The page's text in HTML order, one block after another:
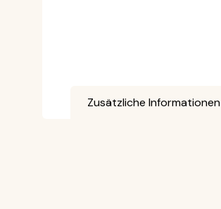
Zusätzliche Informationen